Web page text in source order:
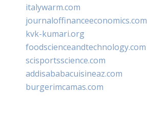
italywarm.com
journaloffinanceeconomics.com
kvk-kumari.org
foodscienceandtechnology.com
scisportsscience.com
addisababacuisineaz.com
burgerimcamas.com